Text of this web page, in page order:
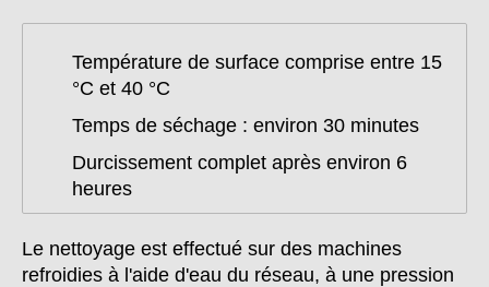
Température de surface comprise entre 15
°C et 40 °C
Temps de séchage : environ 30 minutes
Durcissement complet après environ 6
heures
Le nettoyage est effectué sur des machines
refroidies à l'aide d'eau du réseau, à une pression